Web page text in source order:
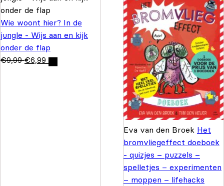
Wie woont hier? In de
jungle - Wijs aan en kijk
onder de flap
€9,99 €6,99
Eva van den Broek Het
bromvliegeffect doeboek
- quizjes – puzzels –
spelletjes – experimenten
– moppen – lifehacks